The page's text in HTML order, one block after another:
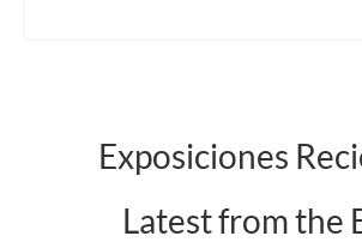
Exposiciones
Latest from the